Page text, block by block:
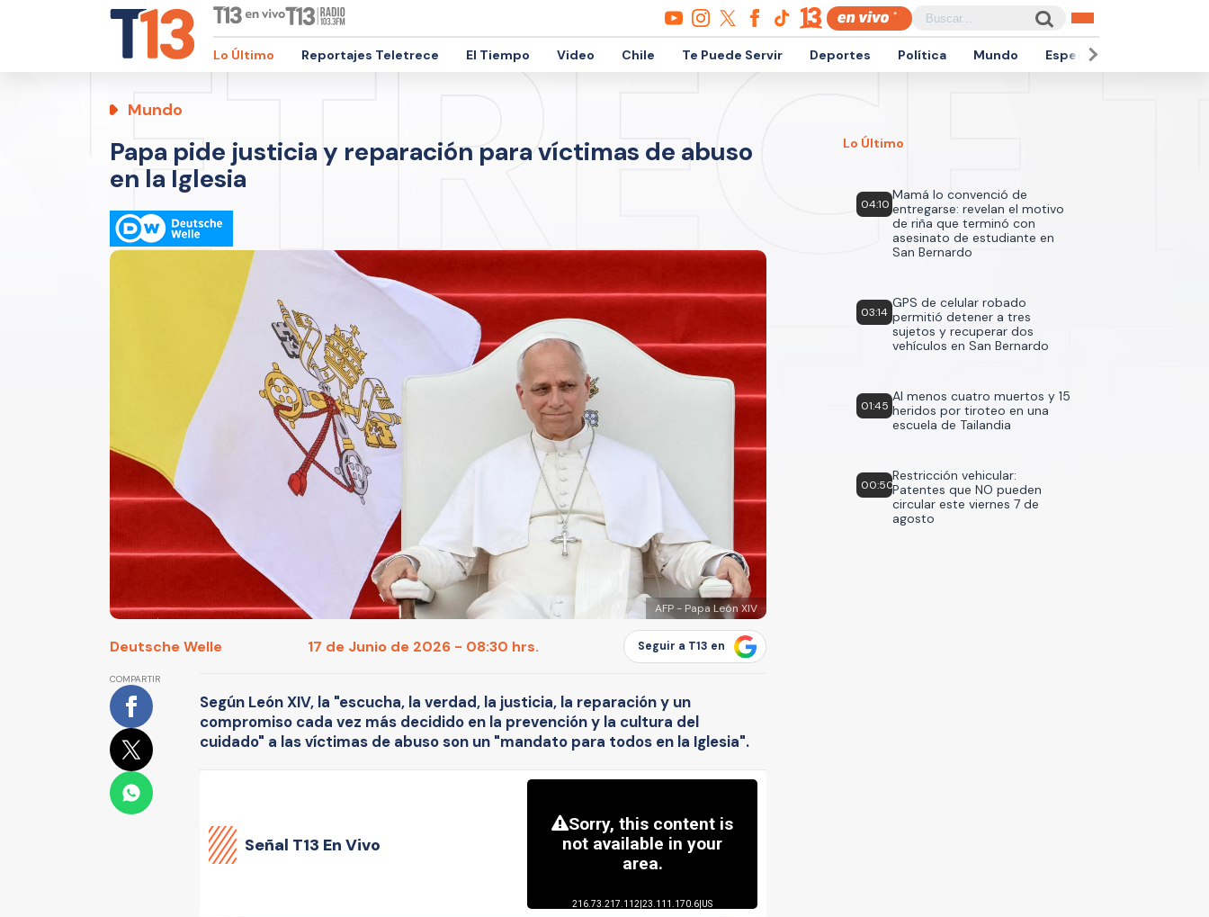
Lo Último Reportajes Teletrece El Tiempo Video Chile Te Puede Servir Deportes Política Mundo Espectáculos
Mundo
Papa pide justicia y reparación para víctimas de abuso
en la Iglesia
AFP - Papa León XIV
Deutsche Welle 17 de Junio de 2026 - 08:30 hrs. Seguir a T13 en
COMPARTIR
Según León XIV, la "escucha, la verdad, la justicia, la reparación y un
compromiso cada vez más decidido en la prevención y la cultura del
cuidado" a las víctimas de abuso son un "mandato para todos en la Iglesia".
Señal T13 En Vivo
Lo Último
04:10
Mamá lo convenció de
entregarse: revelan el motivo
de riña que terminó con
asesinato de estudiante en
San Bernardo
03:14
GPS de celular robado
permitió detener a tres
sujetos y recuperar dos
vehículos en San Bernardo
01:45
Al menos cuatro muertos y 15
heridos por tiroteo en una
escuela de Tailandia
00:50
Restricción vehicular:
Patentes que NO pueden
circular este viernes 7 de
agosto